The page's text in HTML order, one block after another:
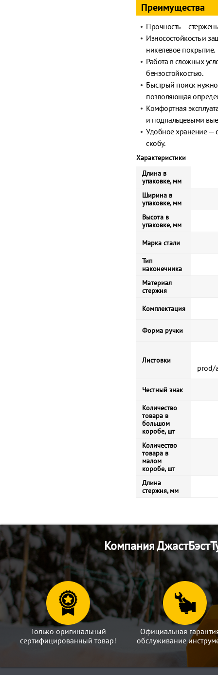
Преимущества
Прочность —
Износостойкость и
никелевое покрытие.
Работа в сложных
бензостойкостью.
Быстрый поиск
позволяющая
Комфортная
и подпальцевыми
Удобное хранение —
скобу.
Характеристики
Длина в
упаковке, мм
Ширина в
упаковке, мм
Высота в
упаковке, мм
Марка стали
Тип
наконечника
Материал
стержня
Комплектация
Форма ручки
Листовки
prod/
Честный знак
Количество
товара в
большом
коробе, шт
Количество
товара в
малом
коробе, шт
Длина
стержня, мм
Компания
Только оригинальный
сертифицированный товар!
Официальная
обслуживание